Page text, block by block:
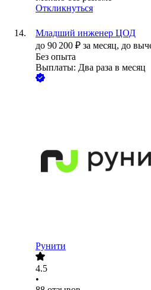
Откликнуться
Младший инженер ЦОД
до 90 200 ₽ за месяц, до
Без опыта
Выплаты: Два раза в месяц
Рунити
4.5
•